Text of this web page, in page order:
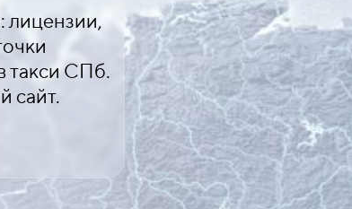
лицензии,
такси СПб.
сайт.